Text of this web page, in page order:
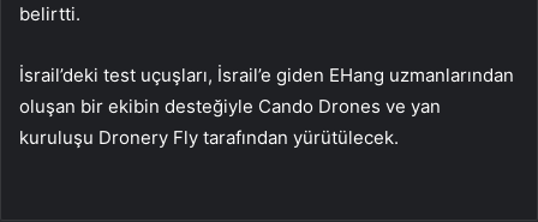
belirtti.
İsrail’deki test uçuşları, İsrail’e giden EHang uzmanlarından
oluşan bir ekibin desteğiyle Cando Drones ve yan
kuruluşu Dronery Fly tarafından yürütülecek.